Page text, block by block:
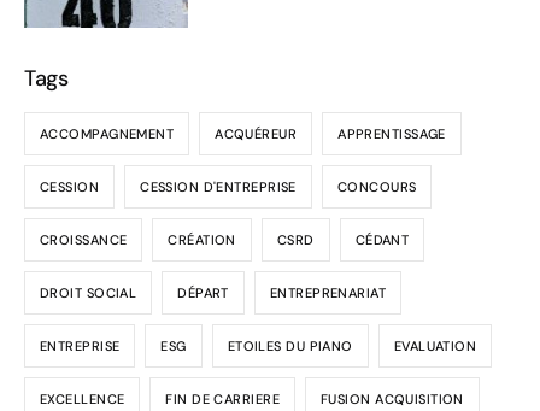
Tags
ACCOMPAGNEMENT ACQUÉREUR APPRENTISSAGE
CESSION CESSION D'ENTREPRISE CONCOURS
CROISSANCE CRÉATION CSRD CÉDANT
DROIT SOCIAL DÉPART ENTREPRENARIAT
ENTREPRISE ESG ETOILES DU PIANO EVALUATION
EXCELLENCE FIN DE CARRIERE FUSION ACQUISITION